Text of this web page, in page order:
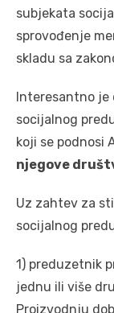
subjekata
sprovođenje
skladu sa
Interesantno je
socijalnog
koji se podnosi
njegove
Uz zahtev za
socijalnog
1) preduzetnik
jednu ili više
Proizvodnju